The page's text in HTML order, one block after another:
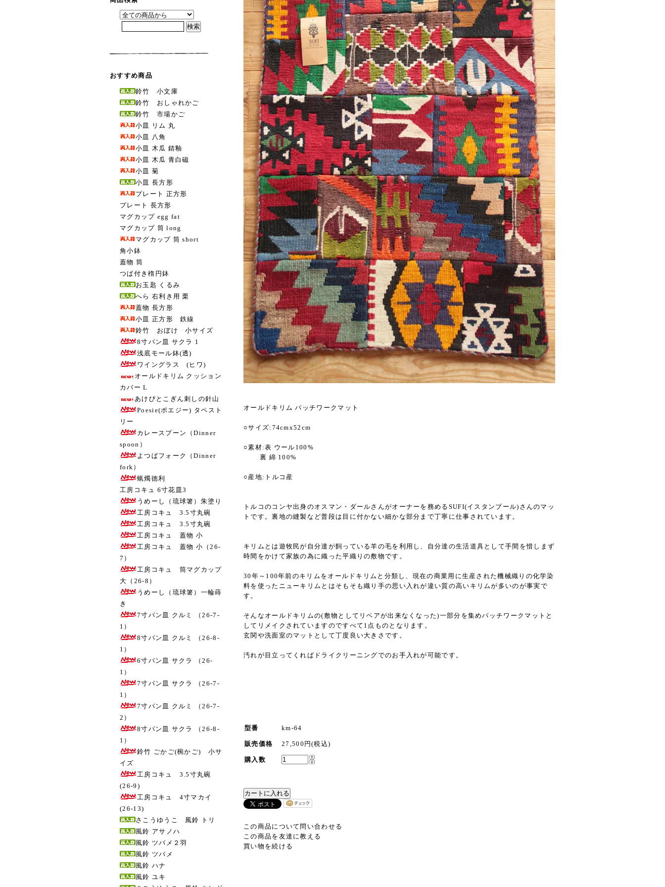
おすすめ商品
鈴竹 小文庫
鈴竹 おしゃれかご
鈴竹 市場かご
小皿 リム 丸
小皿 八角
小皿 木瓜 錆釉
小皿 木瓜 青白磁
小皿 菊
小皿 長方形
プレート 正方形
プレート 長方形
マグカップ egg fat
マグカップ 筒 long
マグカップ 筒 short
角小鉢
蓋物 筒
つば付き楕円鉢
お玉匙 くるみ
へら 右利き用 栗
蓋物 長方形
小皿 正方形 鉄線
鈴竹 おぼけ 小サイズ
8寸パン皿 サクラ 1
浅底モール鉢(透)
ワイングラス (ヒワ)
オールドキリム クッション
カバー L
あけびとこぎん刺しの針山
Poesie(ポエジー) タペスト
リー
カレースプーン（Dinner
spoon）
よつばフォーク（Dinner
fork）
蝋燭徳利
工房コキュ 6寸花皿3
うめーし（琉球箸）朱塗り
工房コキュ 3.5寸丸碗
工房コキュ 3.5寸丸碗
工房コキュ 蓋物 小
工房コキュ 蓋物 小（26-
7）
工房コキュ 筒マグカップ
大（26-8）
うめーし（琉球箸）一輪蒔
き
7寸パン皿 クルミ （26-7-
1）
8寸パン皿 クルミ （26-8-
1）
6寸パン皿 サクラ （26-
1）
7寸パン皿 サクラ （26-7-
1）
7寸パン皿 クルミ （26-7-
2）
8寸パン皿 サクラ （26-8-
1）
鈴竹 ごかご(椀かご) 小サ
イズ
工房コキュ 3.5寸丸碗
(26-9)
工房コキュ 4寸マカイ
(26-13)
さこうゆうこ 風鈴 トリ
風鈴 アサノハ
風鈴 ツバメ２羽
風鈴 ツバメ
風鈴 ハナ
風鈴 ユキ
オールドキリム パッチワークマット
○サイズ:74cmx52cm
○素材:表 ウール100%
裏 綿 100%
○産地:トルコ産
トルコのコンヤ出身のオスマン・ダールさんがオーナーを務めるSUFI(イスタンブール)さんのマッ
トです。裏地の縫製など普段は目に付かない細かな部分まで丁寧に仕事されています。
キリムとは遊牧民が自分達が飼っている羊の毛を利用し、自分達の生活道具として手間を惜しまず
時間をかけて家族の為に織った平織りの敷物です。
30年～100年前のキリムをオールドキリムと分類し、現在の商業用に生産された機械織りの化学染
料を使ったニューキリムとはそもそも織り手の思い入れが違い質の高いキリムが多いのが事実で
す。
そんなオールドキリムの(敷物としてリペアが出来なくなった)一部分を集めパッチワークマットと
してリメイクされていますのですべて1点ものとなります。
玄関や洗面室のマットとして丁度良い大きさです。
汚れが目立ってくればドライクリーニングでのお手入れが可能です。
型番 km-64
販売価格 27,500円(税込)
購入数
この商品について問い合わせる
この商品を友達に教える
買い物を続ける